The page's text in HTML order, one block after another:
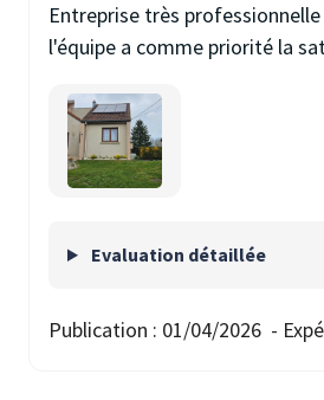
Entreprise très
l'équipe a comme priorité la
Evaluation détaillée
Publication : 01/04/2026 -